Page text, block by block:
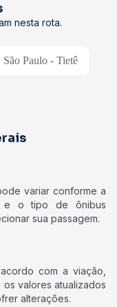
nesta rota.
São Paulo - Tietê
variar conforme a
e o tipo de ônibus
sua passagem.
com a viação,
valores atualizados
alterações.